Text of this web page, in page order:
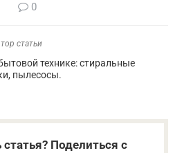
0
статьи
технике: стиральные
пылесосы.
Поделиться с